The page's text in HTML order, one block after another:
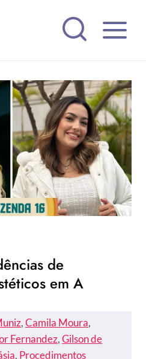
de
em A
, Camila Moura
Fernandez, Gilson de
, Procedimentos